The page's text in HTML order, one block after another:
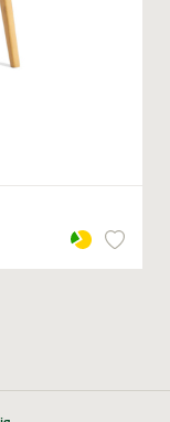
на обробку